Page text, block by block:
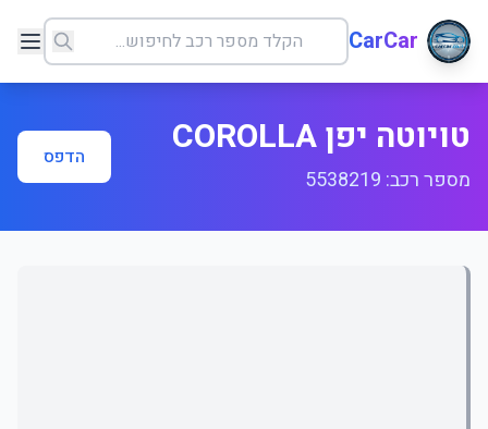
CarCar
טויוטה יפן COROLLA
מספר רכב: 5538219
הדפס